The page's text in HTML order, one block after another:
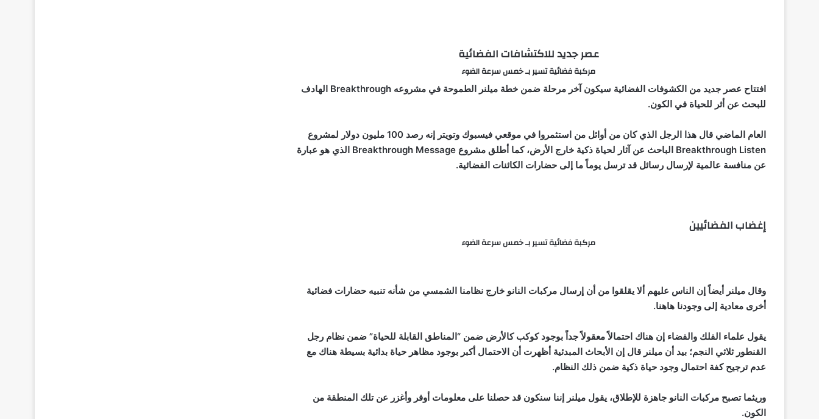
عصر جديد للاكتشافات الفضائية
مركبة فضائية تسير بـ خمس سرعة الضوء
افتتاح عصر جديد من الكشوفات الفضائية سيكون آخر مرحلة ضمن خطة ميلنر الطموحة في مشروعه Breakthrough الهادف
للبحث عن أثر للحياة في الكون.
العام الماضي قال هذا الرجل الذي كان من أوائل من استثمروا في موقعي فيسبوك وتويتر إنه رصد 100 مليون دولار لمشروع
Breakthrough Listen الباحث عن آثار لحياة ذكية خارج الأرض، كما أطلق مشروع Breakthrough Message الذي هو عبارة
عن منافسة عالمية لإرسال رسائل قد ترسل يوماً ما إلى حضارات الكائنات الفضائية.
إغضاب الفضائيين
مركبة فضائية تسير بـ خمس سرعة الضوء
وقال ميلنر أيضاً إن الناس عليهم ألا يقلقوا من أن إرسال مركبات النانو خارج نظامنا الشمسي من شأنه تنبيه حضارات فضائية
أخرى معادية إلى وجودنا هاهنا.
يقول علماء الفلك والفضاء إن هناك احتمالاً معقولاً جداً بوجود كوكب كالأرض ضمن “المناطق القابلة للحياة” ضمن نظام رجل
القنطور ثلاثي النجم؛ بيد أن ميلنر قال إن الأبحاث المبدئية أظهرت أن الاحتمال أكبر بوجود مظاهر حياة بدائية بسيطة هناك مع
عدم ترجيح كفة احتمال وجود حياة ذكية ضمن ذلك النظام.
وريثما تصبح مركبات النانو جاهزة للإطلاق، يقول ميلنر إننا سنكون قد حصلنا على معلومات أوفر وأغزر عن تلك المنطقة من
الكون.